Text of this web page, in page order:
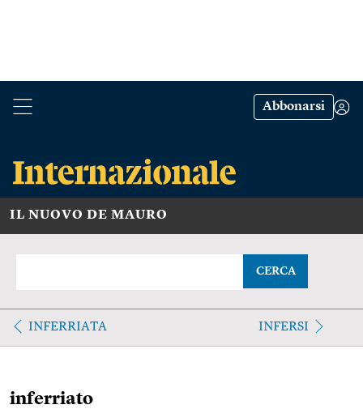
Abbonarsi
IL NUOVO DE MAURO
CERCA
INFERRIATA INFERSI
inferriato